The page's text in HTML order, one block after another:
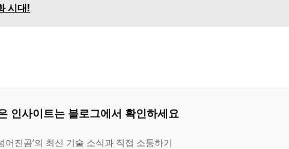
시대!
인사이트는 블로그에서 확인하세요
어진곰’의 최신 기술 소식과 직접 소통하기